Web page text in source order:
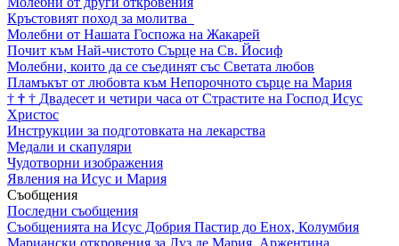
Кръстовият поход за молитва
Молебни от Нашата Госпожа на Жакарей
Почит към Най-чистото Сърце на Св. Йосиф
Молебни, които да се съединят със Светата любов
Пламъкът от любовта към Непорочното сърце на Мария
† † † Двадесет и четири часа от Страстите на Господ Исус
Христос
Инструкции за подготовката на лекарства
Медали и скапуляри
Чудотворни изображения
Явления на Исус и Мария
Съобщения
Последни съобщения
Съобщенията на Исус Добрия Пастир до Енох, Колумбия
Мариански откровения за Луз де Мария, Аржентина